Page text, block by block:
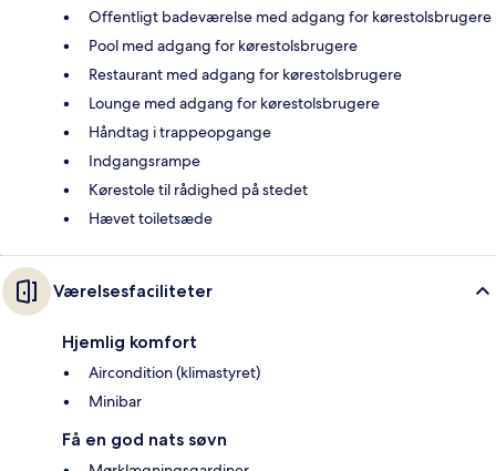
Offentligt badeværelse med adgang for kørestolsbrugere
Pool med adgang for kørestolsbrugere
Restaurant med adgang for kørestolsbrugere
Lounge med adgang for kørestolsbrugere
Håndtag i trappeopgange
Indgangsrampe
Kørestole til rådighed på stedet
Hævet toiletsæde
Værelsesfaciliteter
Hjemlig komfort
Aircondition (klimastyret)
Minibar
Få en god nats søvn